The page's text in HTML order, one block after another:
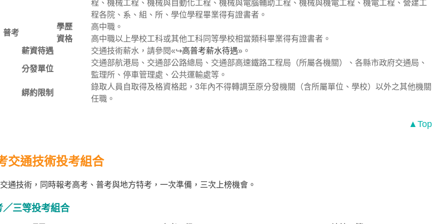
程、機械工程、機械與自動化工程、機械與電腦輔助工程、機械與機電工程、機電工程、營建工
程各院、系、組、所、學位學程畢業得有證書者。
普考
學歷
高中職。
資格
高中職以上學校工科或其他工科同等學校相當類科畢業得有證書者。
薪資待遇
交通技術薪水，請參閱«↪高普考薪水待遇»。
分發單位
交通部航港局、交通部公路總局、交通部高速鐵路工程局（所屬各機關）、各縣市政府交通局、
監理所、停車管理處、公共運輸處等。
綁約限制
錄取人員自取得及格資格起，3年內不得轉調至原分發機關（含所屬單位、學校）以外之其他機關
任職。
▲Top
交通技術投考組合
通技術，同時報考高考、普考與地方特考，一次準備，三次上榜機會。
／三等投考組合